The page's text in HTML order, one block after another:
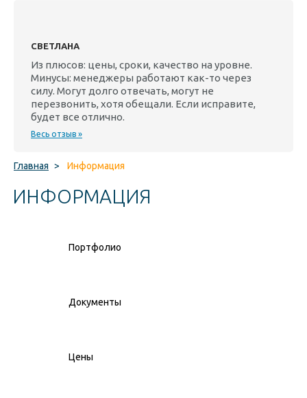
СВЕТЛАНА
Из плюсов: цены, сроки, качество на уровне.
Минусы: менеджеры работают как-то через
силу. Могут долго отвечать, могут не
перезвонить, хотя обещали. Если исправите,
будет все отлично.
Весь отзыв »
Главная > Информация
ИНФОРМАЦИЯ
Портфолио
Документы
Цены